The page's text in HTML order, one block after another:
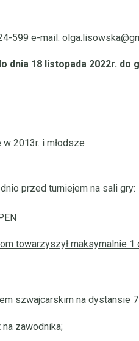
599 e-mail:
dnia 18 listopada 2022r. do
2013r. i młodsze
przed turniejem na sali gry:
towarzyszył maksymalnie 1
szwajcarskim na dystansie 7
zawodnika;